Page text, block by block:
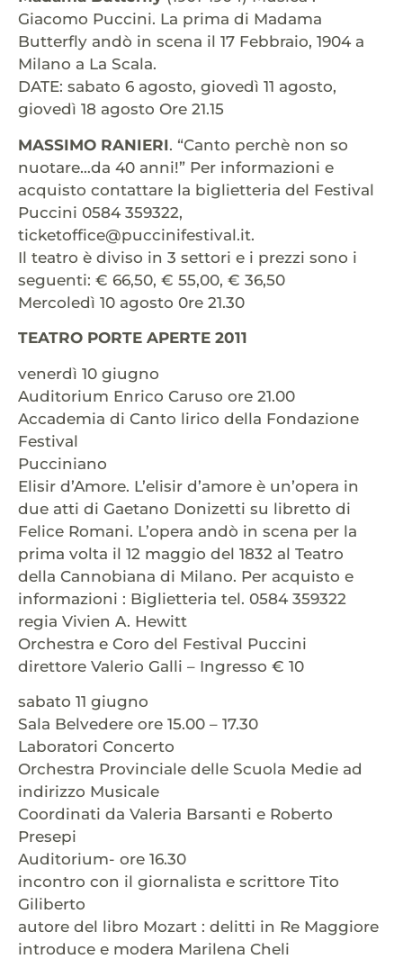
Giacomo Puccini. La prima di Madama
Butterfly andò in scena il 17 Febbraio, 1904 a
Milano a La Scala.
DATE: sabato 6 agosto, giovedì 11 agosto,
giovedì 18 agosto Ore 21.15
MASSIMO RANIERI. “Canto perchè non so
nuotare…da 40 anni!” Per informazioni e
acquisto contattare la biglietteria del Festival
Puccini 0584 359322,
ticketoffice@puccinifestival.it.
Il teatro è diviso in 3 settori e i prezzi sono i
seguenti: € 66,50, € 55,00, € 36,50
Mercoledì 10 agosto 0re 21.30
TEATRO PORTE APERTE 2011
venerdì 10 giugno
Auditorium Enrico Caruso ore 21.00
Accademia di Canto lirico della Fondazione
Festival
Pucciniano
Elisir d’Amore. L’elisir d’amore è un’opera in
due atti di Gaetano Donizetti su libretto di
Felice Romani. L’opera andò in scena per la
prima volta il 12 maggio del 1832 al Teatro
della Cannobiana di Milano. Per acquisto e
informazioni : Biglietteria tel. 0584 359322
regia Vivien A. Hewitt
Orchestra e Coro del Festival Puccini
direttore Valerio Galli – Ingresso € 10
sabato 11 giugno
Sala Belvedere ore 15.00 – 17.30
Laboratori Concerto
Orchestra Provinciale delle Scuola Medie ad
indirizzo Musicale
Coordinati da Valeria Barsanti e Roberto
Presepi
Auditorium- ore 16.30
incontro con il giornalista e scrittore Tito
Giliberto
autore del libro Mozart : delitti in Re Maggiore
introduce e modera Marilena Cheli